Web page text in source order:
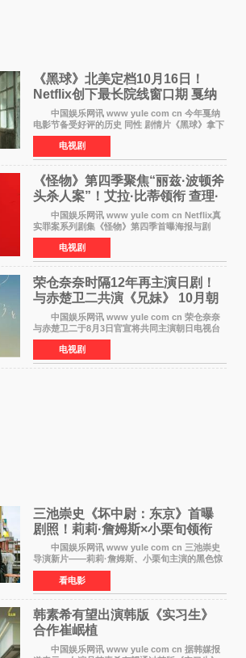
《黑球》北美定档10月16日！
Netflix创下最长院线窗口期 戛纳
最佳导演加持
中国娱乐网讯 www yule com cn 今年戛纳
电影节备受好评的历史 同性 剧情片《黑球》拿下
Netflix美国发行电影的最长院线放映期——该片
最新定档今年10月16日美国影院上映（此前定档
11月6日，如
电视剧
《怪物》第四季聚焦“丽兹·波顿斧
头杀人案”！艾拉·比蒂领衔 查理·
汉纳姆、莎拉·保
中国娱乐网讯 www yule com cn Netflix真
实罪案系列剧集《怪物》第四季首曝海报与剧
照，聚焦鹅妈妈童谣亦有记载的著名血腥杀人案
——丽兹·波顿砍死生父与继母案。 本季由艾
拉·比蒂饰
电视剧
荣仓奈奈时隔12年再主演日剧！
与赤楚卫二共演《兄妹》 10月朝
日新档开播
中国娱乐网讯 www yule com cn 荣仓奈奈
与赤楚卫二于8月3日官宣将共同主演朝日电视台
日剧《兄妹》（10月开播，每周六晚10点播
出）。这也是荣仓奈奈继TBS剧集《为了N》之
后，暌违12年再度担
电视剧
三池崇史《坏中尉：东京》首曝
剧照！莉莉·詹姆斯×小栗旬领衔
黑色惊悚再升级
中国娱乐网讯 www yule com cn 三池崇史
导演新片——莉莉·詹姆斯、小栗旬主演的黑色惊
悚电影《坏中尉：东京》首曝剧照。继阿贝尔·费
拉拉&times;哈威·凯特尔的1992年《坏中尉》和
沃纳·赫
看电影
韩素希有望出演韩版《实习生》
合作崔岷植
中国娱乐网讯 www yule com cn 据韩媒报